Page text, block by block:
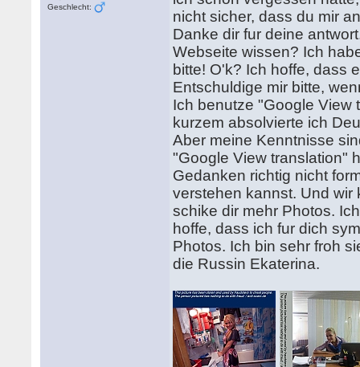
Geschlecht:
nicht sicher, dass du mir
Danke dir fur deine
Webseite wissen? Ich
bitte! O'k? Ich hoffe, dass
Entschuldige mir bitte,
Ich benutze "Google View
kurzem absolvierte ich
Aber meine Kenntnisse
"Google View translation"
Gedanken richtig nicht
verstehen kannst. Und
schike dir mehr Photos.
hoffe, dass ich fur dich
Photos. Ich bin sehr froh
die Russin Ekaterina.